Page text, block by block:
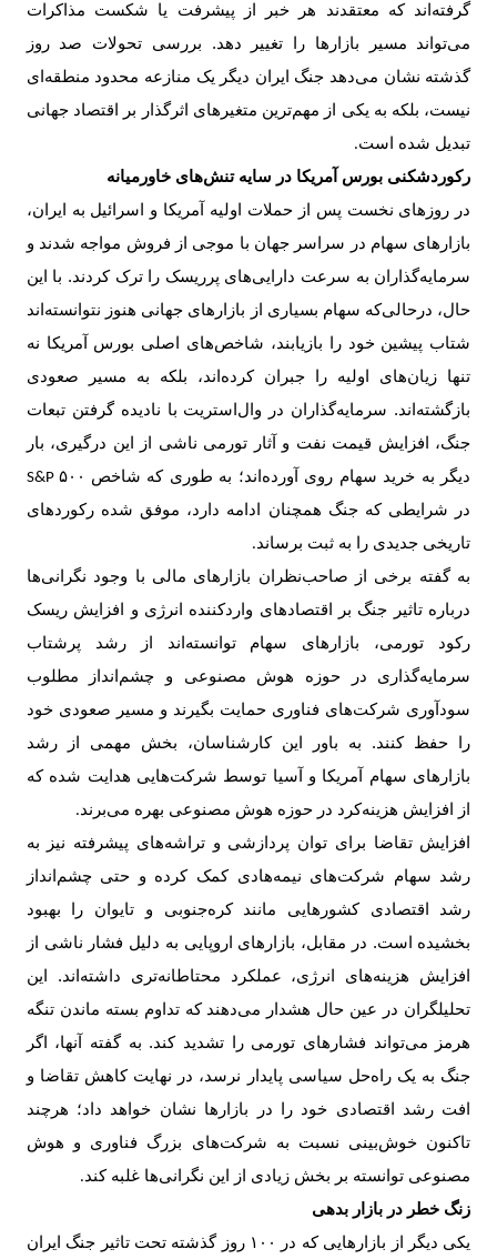
گرفته‌اند که معتقدند هر خبر از پیشرفت یا شکست مذاکرات
می‌تواند مسیر بازارها را تغییر دهد. بررسی تحولات صد روز
گذشته نشان می‌دهد جنگ ایران دیگر یک منازعه محدود منطقه‌ای
نیست، بلکه به یکی از مهم‌ترین متغیرهای اثرگذار بر اقتصاد جهانی
تبدیل شده است.
رکوردشکنی بورس آمریکا در سایه تنش‌های خاورمیانه
در روزهای نخست پس از حملات اولیه آمریکا و اسرائیل به ایران،
بازارهای سهام در سراسر جهان با موجی از فروش مواجه شدند و
سرمایه‌گذاران به سرعت دارایی‌های پرریسک را ترک کردند. با این
حال، درحالی‌که سهام بسیاری از بازارهای جهانی هنوز نتوانسته‌اند
شتاب پیشین خود را بازیابند، شاخص‌های اصلی بورس آمریکا نه
تنها زیان‌های اولیه را جبران کرده‌اند، بلکه به مسیر صعودی
بازگشته‌اند. سرمایه‌گذاران در وال‌استریت با نادیده گرفتن تبعات
جنگ، افزایش قیمت نفت و آثار تورمی ناشی از این درگیری، بار
دیگر به خرید سهام روی آورده‌اند؛ به طوری که شاخص
در شرایطی که جنگ همچنان ادامه دارد، موفق شده رکوردهای
تاریخی جدیدی را به ثبت برساند.
به گفته برخی از صاحب‌نظران بازارهای مالی با وجود نگرانی‌ها
درباره تاثیر جنگ بر اقتصاد‌های واردکننده انرژی و افزایش ریسک
رکود تورمی، بازارهای سهام توانسته‌اند از رشد پرشتاب
سرمایه‌گذاری در حوزه هوش مصنوعی و چشم‌انداز مطلوب
سودآوری شرکت‌های فناوری حمایت بگیرند و مسیر صعودی خود
را حفظ کنند. به باور این کارشناسان، بخش مهمی از رشد
بازارهای سهام آمریکا و آسیا توسط شرکت‌هایی هدایت شده که
از افزایش هزینه‌کرد در حوزه هوش مصنوعی بهره می‌برند.
افزایش تقاضا برای توان پردازشی و تراشه‌های پیشرفته نیز به
رشد سهام شرکت‌های نیمه‌هادی کمک کرده و حتی چشم‌انداز
رشد اقتصادی کشورهایی مانند کره‌جنوبی و تایوان را بهبود
بخشیده است. در مقابل، بازارهای اروپایی به دلیل فشار ناشی از
افزایش هزینه‌های انرژی، عملکرد محتاطانه‌تری داشته‌اند. این
تحلیلگران در عین حال هشدار می‌دهند که تداوم بسته ماندن تنگه
هرمز می‌تواند فشارهای تورمی را تشدید کند. به گفته آنها، اگر
جنگ به یک راه‌حل سیاسی پایدار نرسد، در نهایت کاهش تقاضا و
افت رشد اقتصادی خود را در بازارها نشان خواهد داد؛ هرچند
تاکنون خوش‌بینی نسبت به شرکت‌های بزرگ فناوری و هوش
مصنوعی توانسته بر بخش زیادی از این نگرانی‌ها غلبه کند.
زنگ خطر در بازار بدهی
یکی دیگر از بازارهایی که در ۱۰۰ روز گذشته تحت تاثیر جنگ ایران